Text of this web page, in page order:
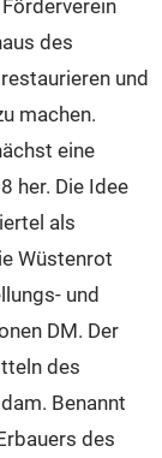
des
und
machen.
eine
her. Die Idee
als
Wüstenrot
und
DM. Der
des
Benannt
des